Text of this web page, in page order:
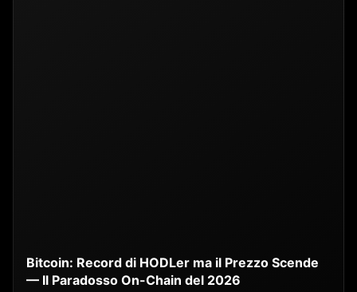
Bitcoin: Record di HODLer ma il Prezzo Scende
— Il Paradosso On-Chain del 2026